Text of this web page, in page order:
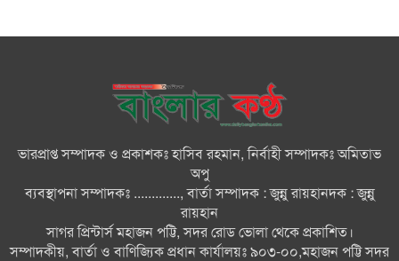
৩০০ রোগীকে বিনামূল্যে চিকিৎসাসেবা
ভোলায় ১১ দলীয় জোটের বিক্ষোভ
সমাবেশ ও গণমিছিল
বোরহানউদ্দিনে কিশোরীকে সংঘবদ্ধ
ধর্ষণ ও ভিডিও ধারণ ও ছড়িয়ে
দেওয়ার অভিযোগ তিন জন গ্রেপ্তার,
থানায় মামলা
ভারপ্রাপ্ত সম্পাদক ও প্রকাশকঃ হাসিব রহমান, নির্বাহী সম্পাদকঃ অমিতাভ
অপু
ব্যবস্থাপনা সম্পাদকঃ ............., বার্তা সম্পাদক : জুন্নু রায়হানদক : জুন্নু
রায়হান
সাগর প্রিন্টার্স মহাজন পট্টি, সদর রোড ভোলা থেকে প্রকাশিত।
সম্পাদকীয়, বার্তা ও বাণিজ্যিক প্রধান কার্যালয়ঃ ৯০৩-০০,মহাজন পট্টি সদর